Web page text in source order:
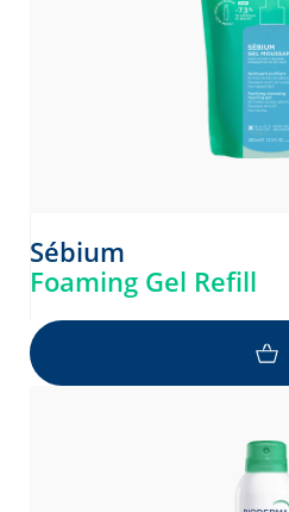
Sébium
Foaming Gel Refill